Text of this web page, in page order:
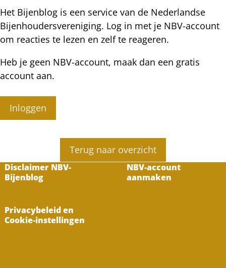
Het Bijenblog is een service van de Nederlandse
Bijenhoudersvereniging. Log in met je NBV-account
om reacties te lezen en zelf te reageren.
Heb je geen NBV-account, maak dan een gratis
account aan.
Inloggen
Terug naar overzicht
Disclaimer NBV-
Bijenblog
NBV-account
aanmaken
Privacybeleid en
Cookie-instellingen